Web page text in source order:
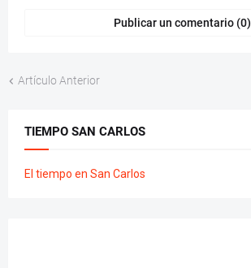
Publicar un comentario (0)
Artículo Anterior
TIEMPO SAN CARLOS
El tiempo en San Carlos